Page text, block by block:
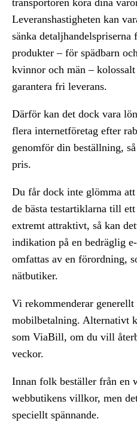
transportören köra dina
Leveranshastigheten kan
sänka detaljhandelspriserna
produkter – för spädbarn
kvinnor och män –
garantera fri leverans.
Därför kan det dock vara
flera internetföretag efter
genomför din beställning,
pris.
Du får dock inte glömma
de bästa testartiklarna till
extremt attraktivt, så kan
indikation på en bedräglig
omfattas av en förordning,
nätbutiker.
Vi rekommenderar
mobilbetalning. Alternativt
som ViaBill, om du vill
veckor.
Innan folk beställer från en
webbutikens villkor, men
speciellt spännande.